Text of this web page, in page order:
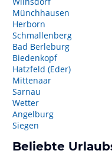
Münchhausen
Herborn
Schmallenberg
Bad Berleburg
Biedenkopf
Hatzfeld (Eder)
Mittenaar
Sarnau
Wetter
Angelburg
Siegen
Beliebte